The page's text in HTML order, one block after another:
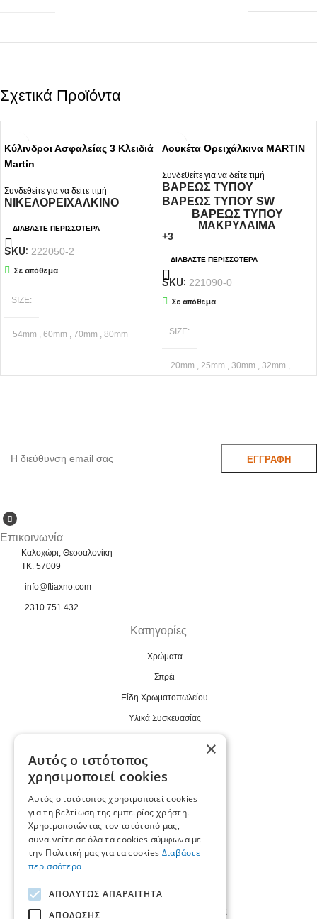
Σχετικά Προϊόντα
Κύλινδροι Ασφαλείας 3 Κλειδιά
Martin
Συνδεθείτε για να δείτε τιμή
ΝΙΚΕΛΟΡΕΙΧΑΛΚΙΝΟ
ΔΙΑΒΆΣΤΕ ΠΕΡΙΣΣΌΤΕΡΑ
SKU: 222050-2
Σε απόθεμα
SIZE
54mm , 60mm , 70mm , 80mm
ΧΡΏΜΑ
Λουκέτα Ορειχάλκινα MARTIN
Συνδεθείτε για να δείτε τιμή
ΒΑΡΕΩΣ ΤΥΠΟΥ
ΒΑΡΕΩΣ ΤΥΠΟΥ SW
ΒΑΡΕΩΣ ΤΥΠΟΥ
ΜΑΚΡΥΛΑΙΜΑ
+3
ΔΙΑΒΆΣΤΕ ΠΕΡΙΣΣΌΤΕΡΑ
SKU: 221090-0
Σε απόθεμα
SIZE
20mm , 25mm , 30mm , 32mm ,
40mm,50mm,60mm,75mm
ΒΑΡΕΩΣ
,ΒΑΡΕΩΣ ΤΥΠΟΥ
Επικοινωνία
Καλοχώρι, Θεσσαλονίκη
TK. 57009
info@ftiaxno.com
2310 751 432
Κατηγορίες
Χρώματα
Σπρέι
Είδη Χρωματοπωλείου
Υλικά Συσκευασίας
Εργαλεία
Χρήσιμα
Συνεργάτης B2B
Εταιρεία
Κατάλογοι
Τρόποι Πληρωμής
×
Αυτός ο ιστότοπος
χρησιμοποιεί cookies
Αυτός ο ιστότοπος χρησιμοποιεί cookies
για τη βελτίωση της εμπειρίας χρήστη.
Χρησιμοποιώντας τον ιστότοπό μας,
συναινείτε σε όλα τα cookies σύμφωνα με
την Πολιτική μας για τα cookies Διαβάστε
περισσότερα
ΑΠΟΛΎΤΩΣ ΑΠΑΡΑΊΤΗΤΑ
ΑΠΌΔΟΣΗΣ